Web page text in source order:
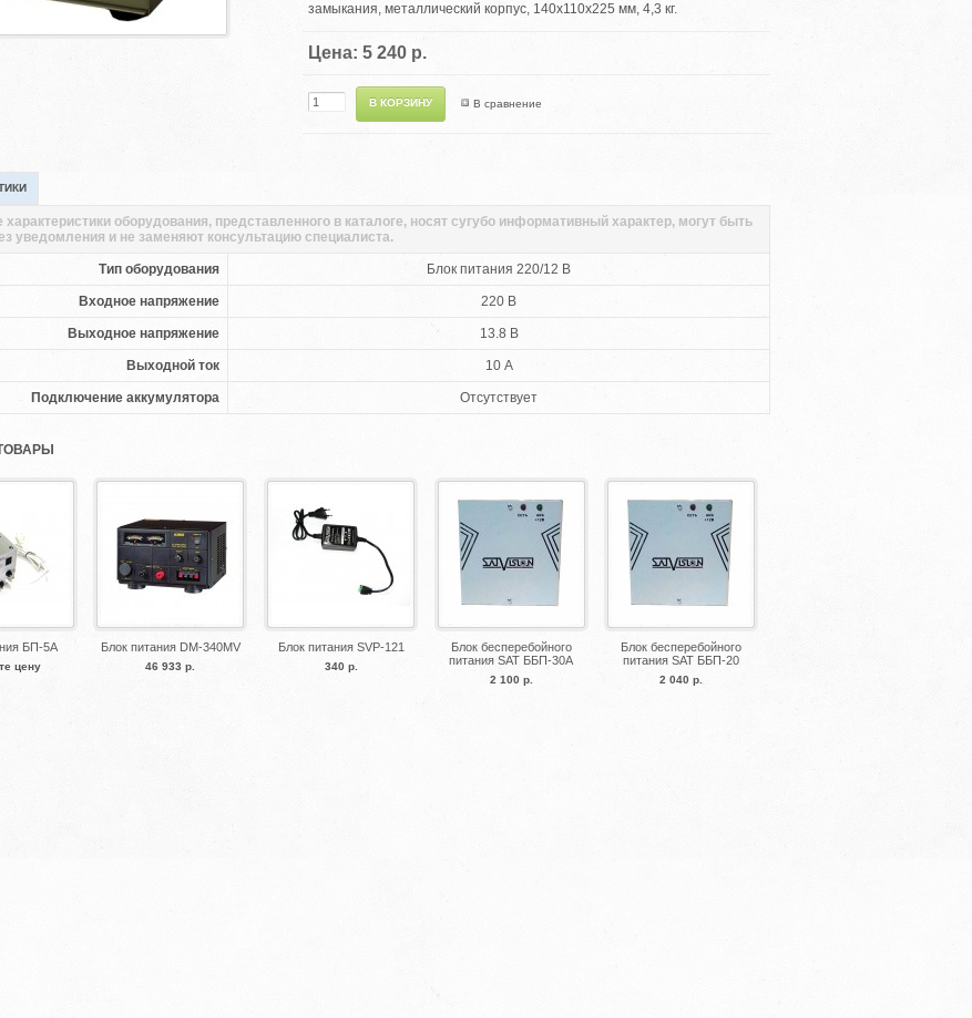
замыкания, металлический корпус, 140x110x225 мм, 4,3 кг.
Цена: 5 240 р.
В сравнение
Тип оборудования Блок питания 220/12 В
Входное напряжение 220 В
Выходное напряжение 13.8 В
Выходной ток 10 А
Подключение аккумулятора Отсутствует
характеристики оборудования, представленного в каталоге, носят сугубо информативный характер, могут быть
уведомления и не заменяют консультацию специалиста.
БП-5А
цену
Блок питания DM-340MV
46 933 р.
Блок питания SVP-121
340 р.
Блок бесперебойного
питания SAT ББП-30А
2 100 р.
Блок бесперебойного
питания SAT ББП-20
2 040 р.